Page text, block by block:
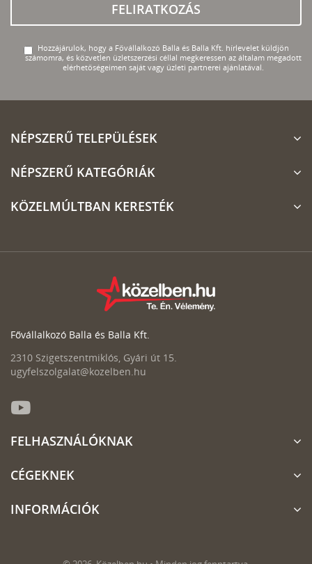
FELIRATKOZÁS
Hozzájárulok, hogy a Fővállalkozó Balla és Balla Kft. hírlevelet küldjön
számomra, és közvetlen üzletszerzési céllal megkeressen az általam megadott
elérhetőségeimen saját vagy üzleti partnerei ajánlatával.
NÉPSZERŰ TELEPÜLÉSEK
NÉPSZERŰ KATEGÓRIÁK
KÖZELMÚLTBAN KERESTÉK
Fővállalkozó Balla és Balla Kft.
2310 Szigetszentmiklós, Gyári út 15.
ugyfelszolgalat@kozelben.hu
FELHASZNÁLÓKNAK
CÉGEKNEK
INFORMÁCIÓK